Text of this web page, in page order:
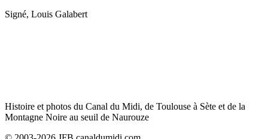
Signé, Louis Galabert
Histoire et photos du Canal du Midi, de Toulouse à Sète et de la
Montagne Noire au seuil de Naurouze